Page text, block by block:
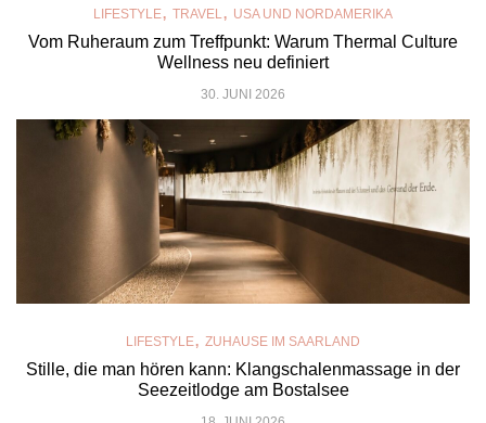
LIFESTYLE, TRAVEL, USA UND NORDAMERIKA
Vom Ruheraum zum Treffpunkt: Warum Thermal Culture
Wellness neu definiert
30. JUNI 2026
LIFESTYLE, ZUHAUSE IM SAARLAND
Stille, die man hören kann: Klangschalenmassage in der
Seezeitlodge am Bostalsee